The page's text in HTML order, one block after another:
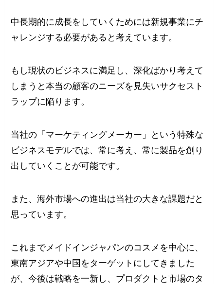
中長期的に成長をしていくためには新規事業にチ
ャレンジする必要があると考えています。
もし現状のビジネスに満足し、深化ばかり考えて
しまうと本当の顧客のニーズを見失いサクセスト
ラップに陥ります。
当社の「マーケティングメーカー」という特殊な
ビジネスモデルでは、常に考え、常に製品を創り
出していくことが可能です。
また、海外市場への進出は当社の大きな課題だと
思っています。
これまでメイドインジャパンのコスメを中心に、
東南アジアや中国をターゲットにしてきました
が、今後は戦略を一新し、プロダクトと市場のタ